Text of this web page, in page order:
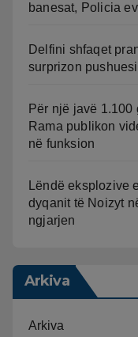
banesat, Policia
Delfini shfaqet
surprizon
Për një javë
Rama publikon
në funksion
Lëndë eksplozive
dyqanit të Noizyt
ngjarjen
Arkiva
Arkiva